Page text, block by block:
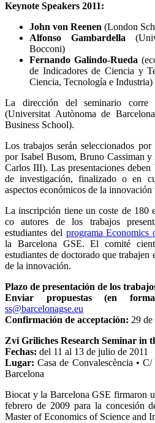
Keynote Speakers 2011:
John von Reenen (London
Alfonso Gambardella
Bocconi)
Fernando Galindo-Rueda
de Indicadores de Ciencia y
Ciencia, Tecnología e Industria)
La dirección del seminario
(Universitat Autònoma de
Business School).
Los trabajos serán seleccionados
por Isabel Busom, Bruno Cassiman
Carlos III). Las presentaciones
de investigación, finalizado o en
aspectos económicos de la innovación
La inscripción tiene un coste de 180
co autores de los trabajos
estudiantes del programa Economics
la Barcelona GSE. El comité
estudiantes de doctorado que trabajen
de la innovación.
Plazo de presentación de los
Enviar propuestas (en
ss@barcelonagse.eu
Confirmación de acceptación: 29 de
Zvi Griliches Research Seminar in
Fechas: del 11 al 13 de julio de 2011
Lugar: Casa de Convalescència •
Barcelona
Biocat y la Barcelona GSE firmaron
febrero de 2009 para la concesión
Master of Economics of Science and